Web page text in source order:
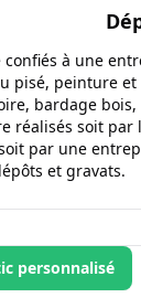
à une
pisé, peinture
bardage
réalisés soit
par une
et gravats.
personnalisé